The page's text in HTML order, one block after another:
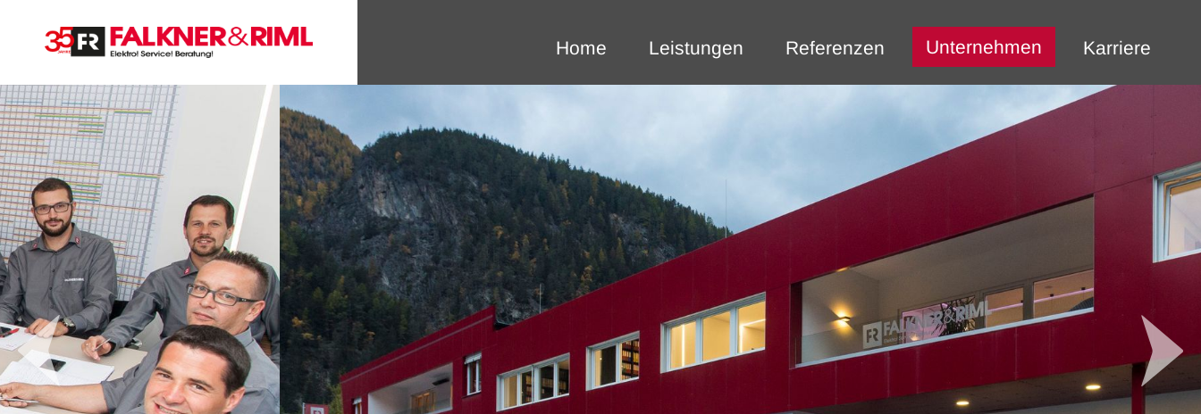
Home Leistungen Referenzen Unternehmen Karriere